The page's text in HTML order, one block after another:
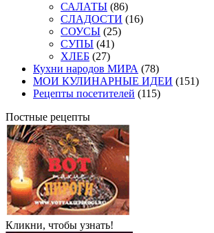
САЛАТЫ (86)
СЛАДОСТИ (16)
СОУСЫ (25)
СУПЫ (41)
ХЛЕБ (27)
Кухни народов МИРА (78)
МОИ КУЛИНАРНЫЕ ИДЕИ (151)
Рецепты посетителей (115)
Постные рецепты
Кликни, чтобы узнать!